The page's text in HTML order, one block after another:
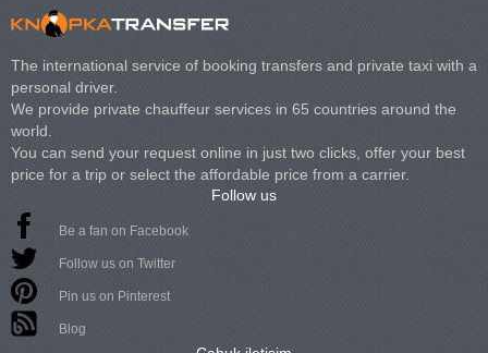
The international service of booking transfers and private taxi with a
personal driver.
We provide private chauffeur services in 65 countries around the
world.
You can send your request online in just two clicks, offer your best
price for a trip or select the affordable price from a carrier.
Follow us
Be a fan on Facebook
Follow us on Twitter
Pin us on Pinterest
Blog